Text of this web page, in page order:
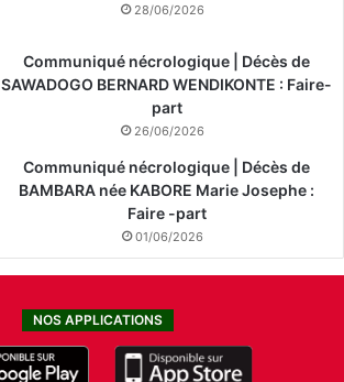
28/06/2026
Communiqué nécrologique | Décès de
SAWADOGO BERNARD WENDIKONTE : Faire-
part
26/06/2026
Communiqué nécrologique | Décès de
BAMBARA née KABORE Marie Josephe :
Faire -part
01/06/2026
NOS APPLICATIONS